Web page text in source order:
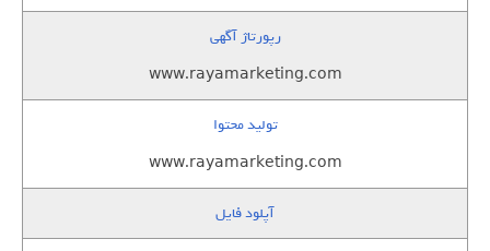
رپورتاژ آگهی
www.rayamarketing.com
تولید محتوا
www.rayamarketing.com
آپلود فایل